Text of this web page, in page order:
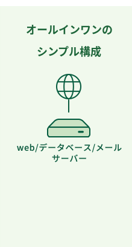
オールインワンの
シンプル構成